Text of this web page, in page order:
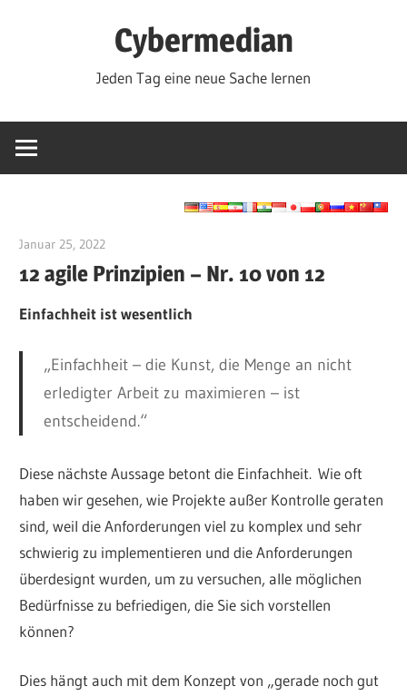
Cybermedian
Jeden Tag eine neue Sache lernen
Januar 25, 2022
12 agile Prinzipien – Nr. 10 von 12
Einfachheit ist wesentlich
„Einfachheit – die Kunst, die Menge an nicht
erledigter Arbeit zu maximieren – ist
entscheidend.“
Diese nächste Aussage betont die Einfachheit. Wie oft
haben wir gesehen, wie Projekte außer Kontrolle geraten
sind, weil die Anforderungen viel zu komplex und sehr
schwierig zu implementieren und die Anforderungen
überdesignt wurden, um zu versuchen, alle möglichen
Bedürfnisse zu befriedigen, die Sie sich vorstellen
können?
Dies hängt auch mit dem Konzept von „gerade noch gut